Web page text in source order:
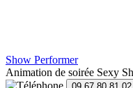
Show Performer
Animation de soirée Sexy